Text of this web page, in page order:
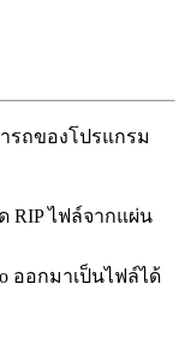
รถของโปรแกรม
RIP ไฟล์จากแผ่น
ออกมาเป็นไฟล์ได้